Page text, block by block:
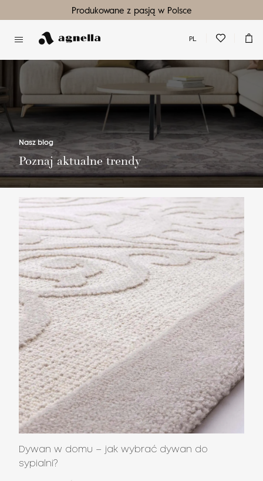
Produkowane z pasją w Polsce
PL
Nie masz produktów w ulubionych
Nie masz produktów w koszyku
Nasz blog
Poznaj aktualne trendy
Dywan w domu – jak wybrać dywan do
sypialni?